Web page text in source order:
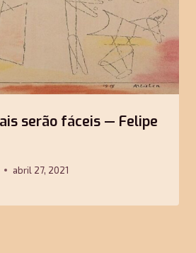
serão fáceis — Felipe
abril 27, 2021